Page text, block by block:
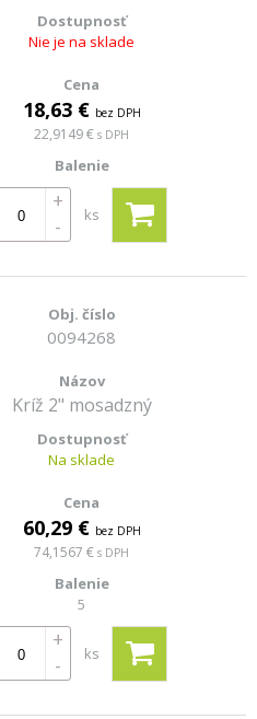
Nie je na sklade
18,63 € bez DPH
22,9149 € s DPH
+
-
ks
0094268
Kríž 2" mosadzný
Na sklade
60,29 € bez DPH
74,1567 € s DPH
5
+
-
ks